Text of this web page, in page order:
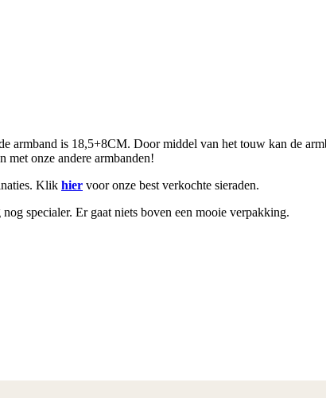
armband is 18,5+8CM. Door middel van het touw kan de
met onze andere armbanden!
Klik hier voor onze best verkochte sieraden.
specialer. Er gaat niets boven een mooie verpakking.